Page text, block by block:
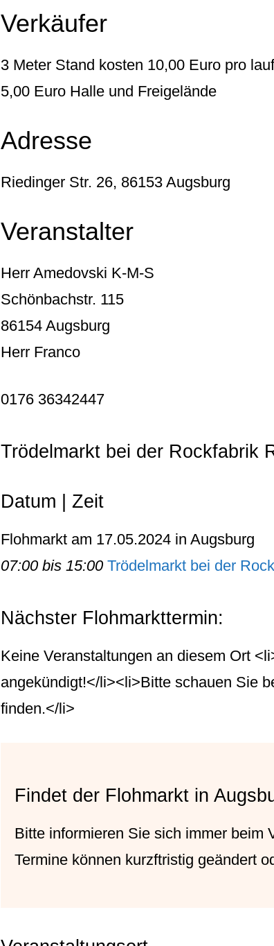
Verkäufer
3 Meter Stand kosten 10,00 Euro pro
5,00 Euro Halle und Freigelände
Adresse
Riedinger Str. 26, 86153 Augsburg
Veranstalter
Herr Amedovski K-M-S
Schönbachstr. 115
86154 Augsburg
Herr Franco
0176 36342447
Trödelmarkt bei der Rockfabrik
Datum | Zeit
Flohmarkt am 17.05.2024 in Augsburg
07:00 bis 15:00 Trödelmarkt bei der
Nächster Flohmarkttermin:
Keine Veranstaltungen an diesem Ort
angekündigt!</li><li>Bitte schauen Sie
finden.</li>
Findet der Flohmarkt in
Bitte informieren Sie sich immer beim
Termine können kurzftristig geändert